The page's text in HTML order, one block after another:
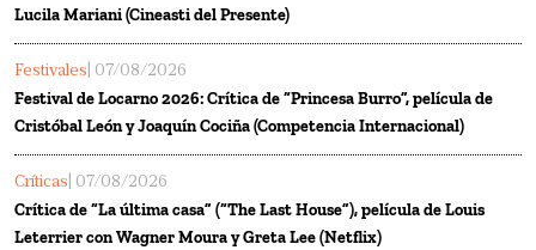
Lucila Mariani (Cineasti del Presente)
Festivales | 07/08/2026
Festival de Locarno 2026: Crítica de “Princesa Burro”, película de
Cristóbal León y Joaquín Cociña (Competencia Internacional)
Críticas | 07/08/2026
Crítica de “La última casa” (“The Last House”), película de Louis
Leterrier con Wagner Moura y Greta Lee (Netflix)